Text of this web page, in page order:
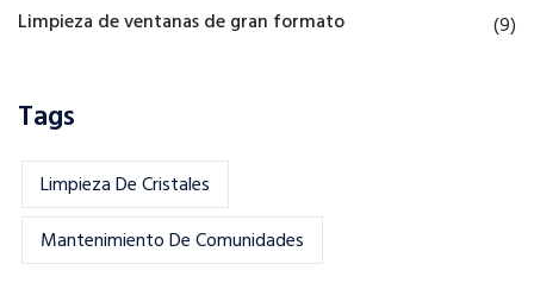
Limpieza de ventanas de gran formato
(9)
Tags
Limpieza De Cristales
Mantenimiento De Comunidades